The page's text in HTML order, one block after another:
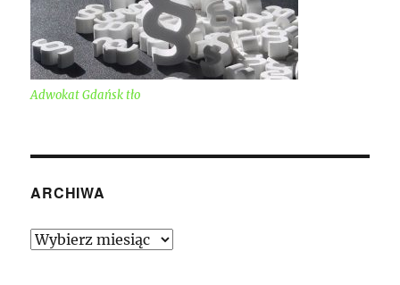
Adwokat Gdańsk tło
ARCHIWA
Archiwa